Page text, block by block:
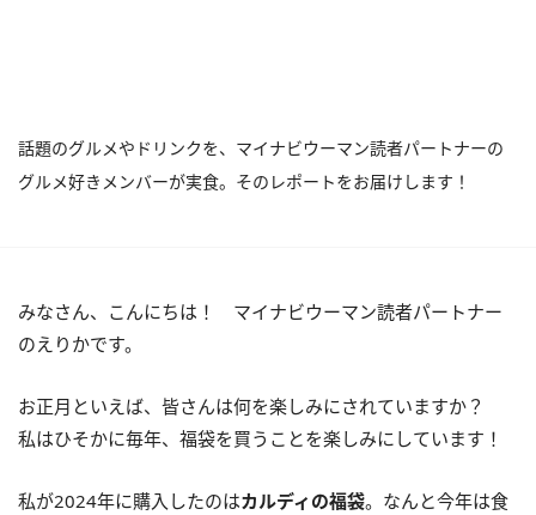
話題のグルメやドリンクを、マイナビウーマン読者パートナーの
グルメ好きメンバーが実食。そのレポートをお届けします！
みなさん、こんにちは！ マイナビウーマン読者パートナー
のえりかです。
お正月といえば、皆さんは何を楽しみにされていますか？
私はひそかに毎年、福袋を買うことを楽しみにしています！
私が2024年に購入したのはカルディの福袋。なんと今年は食